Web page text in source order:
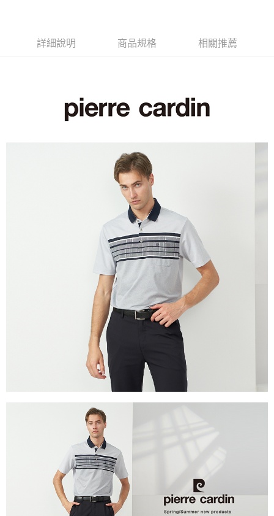
付款後全家取貨
每筆NT$60，滿NT$1,200(含以上)免運費
每筆NT$60，滿NT$1,200(含以上)免運費
每筆NT$60，滿NT$1,200(含以上)免運費
每筆NT$60，滿NT$1,200(含以上)免運費
每筆NT$80，滿NT$1,200(含以上)免運費
每筆NT$80，滿NT$1,200(含以上)免運費
詳細說明 商品規格 相關推薦